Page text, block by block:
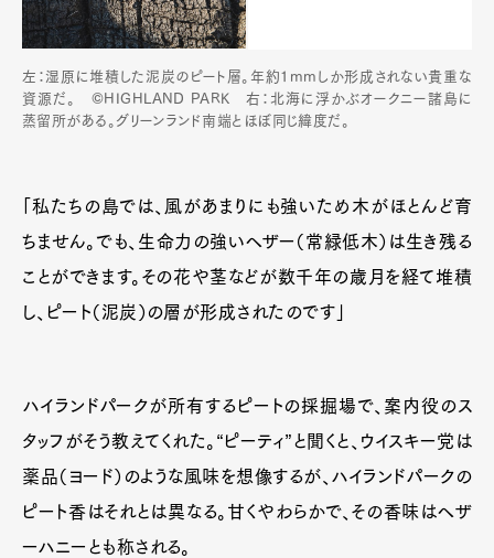
ProductCultureLifestyle
Pen Membership
Magazine
Official Columnist
左：湿原に堆積した泥炭のピート層。年約1mmしか形成されない貴重な
資源だ。 ©HIGHLAND PARK 右：北海に浮かぶオークニー諸島に
蒸留所がある。グリーンランド南端とほぼ同じ緯度だ。
「私たちの島では、風があまりにも強いため木がほとんど育
ちません。でも、生命力の強いヘザー（常緑低木）は生き残る
ことができます。その花や茎などが数千年の歳月を経て堆積
し、ピート（泥炭）の層が形成されたのです」
ハイランドパークが所有するピートの採掘場で、案内役のス
タッフがそう教えてくれた。“ピーティ”と聞くと、ウイスキー党は
薬品（ヨード）のような風味を想像するが、ハイランドパークの
ピート香はそれとは異なる。甘くやわらかで、その香味はヘザ
ーハニーとも称される。